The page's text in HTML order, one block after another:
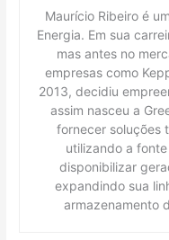
Maurício Ribeiro é
Energia. Em sua
mas antes no
empresas como
2013, decidiu
assim nasceu a
fornecer soluções
utilizando a
disponibilizar
expandindo sua
armazenamento